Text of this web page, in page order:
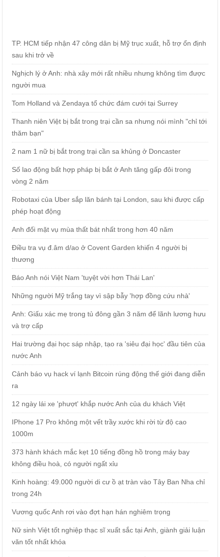
TP. HCM tiếp nhận 47 công dân bị Mỹ trục xuất, hỗ trợ ổn định
sau khi trở về
Nghịch lý ở Anh: nhà xây mới rất nhiều nhưng không tìm được
người mua
Tom Holland và Zendaya tổ chức đám cưới tại Surrey
Thanh niên Việt bị bắt trong trại cần sa nhưng nói mình "chỉ tới
thăm bạn"
2 nam 1 nữ bị bắt trong trại cần sa khủng ở Doncaster
Số lao động bất hợp pháp bị bắt ở Anh tăng gấp đôi trong
vòng 2 năm
Robotaxi của Uber sắp lăn bánh tại London, sau khi được cấp
phép hoạt động
Anh đối mặt vụ mùa thất bát nhất trong hơn 40 năm
Điều tra vụ đ.âm d/ao ở Covent Garden khiến 4 người bị
thương
Báo Anh nói Việt Nam 'tuyệt vời hơn Thái Lan'
Những người Mỹ trắng tay vì sập bẫy 'hợp đồng cứu nhà'
Anh: Giấu xác mẹ trong tủ đông gần 3 năm để lãnh lương hưu
và trợ cấp
Hai trường đại học sáp nhập, tạo ra 'siêu đại học' đầu tiên của
nước Anh
Cảnh báo vụ hack ví lạnh Bitcoin rúng động thế giới đang diễn
ra
12 ngày lái xe 'phượt' khắp nước Anh của du khách Việt
IPhone 17 Pro không một vết trầy xước khi rời từ độ cao
1000m
373 hành khách mắc kẹt 10 tiếng đồng hồ trong máy bay
không điều hoà, có người ngất xỉu
Kinh hoàng: 49.000 người di cư ồ ạt tràn vào Tây Ban Nha chỉ
trong 24h
Vương quốc Anh rơi vào đợt hạn hán nghiêm trọng
Nữ sinh Việt tốt nghiệp thạc sĩ xuất sắc tại Anh, giành giải luận
văn tốt nhất khóa